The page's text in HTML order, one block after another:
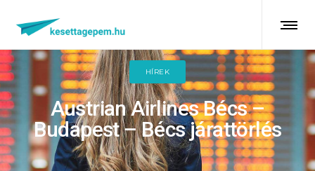
HÍREK
Austrian Airlines Bécs –
Budapest – Bécs járattörlés